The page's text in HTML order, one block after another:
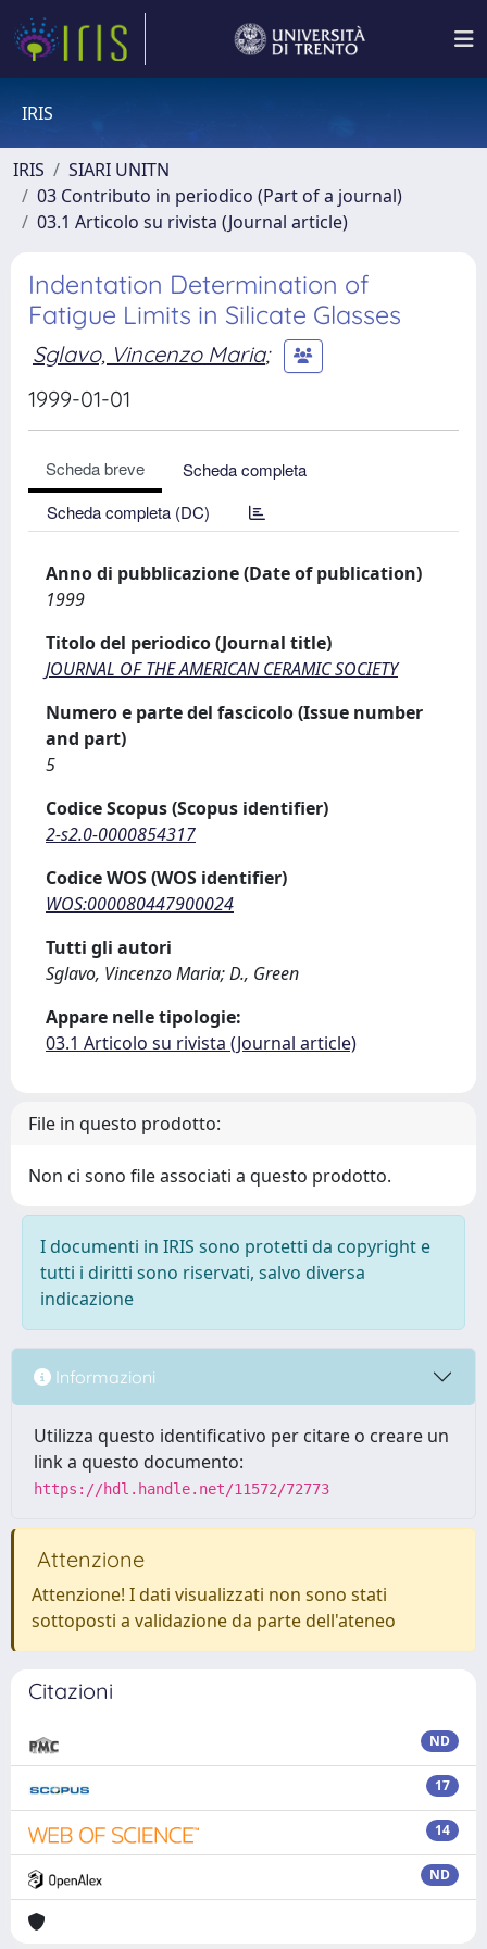
IRIS
IRIS
SIARI UNITN
03 Contributo in periodico (Part of a journal)
03.1 Articolo su rivista (Journal article)
Indentation Determination of
Fatigue Limits in Silicate Glasses
Sglavo, Vincenzo Maria;
1999-01-01
Scheda breve
Scheda completa
Scheda completa (DC)
Anno di pubblicazione (Date of publication)
1999
Titolo del periodico (Journal title)
JOURNAL OF THE AMERICAN CERAMIC SOCIETY
Numero e parte del fascicolo (Issue number
and part)
5
Codice Scopus (Scopus identifier)
2-s2.0-0000854317
Codice WOS (WOS identifier)
WOS:000080447900024
Tutti gli autori
Sglavo, Vincenzo Maria; D., Green
Appare nelle tipologie:
03.1 Articolo su rivista (Journal article)
File in questo prodotto:
Non ci sono file associati a questo prodotto.
I documenti in IRIS sono protetti da copyright e
tutti i diritti sono riservati, salvo diversa
indicazione
Informazioni
Utilizza questo identificativo per citare o creare un
link a questo documento:
https://hdl.handle.net/11572/72773
Attenzione
Attenzione! I dati visualizzati non sono stati
sottoposti a validazione da parte dell'ateneo
Citazioni
ND
17
14
ND